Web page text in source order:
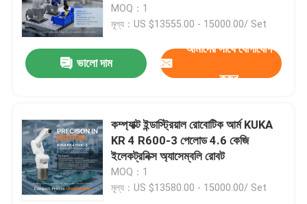
MOQ：1
মূল্য：US $13555.00 - 15000.00/ Set
ভালো দাম
আমাদের সাথে যোগাযোগ
করুন
কম্প্যাক্ট ইন্ডাস্ট্রিয়াল রোবোটিক আর্ম KUKA
KR 4 R600-3 পেলোড 4.6 কেজি
ইলেকট্রনিক্স অ্যাসেম্বলি রোবট
MOQ：1
মূল্য：US $13580.00 - 15000.00/ Set